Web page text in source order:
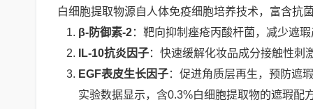
白细胞提取物源自人体免疫细胞培养技术，富含抗
β-防御素-2：靶向抑制痤疮丙酸杆菌，减少遮
IL-10抗炎因子：快速缓解化妆品成分接触性刺
EGF表皮生长因子：促进角质层再生，预防遮
实验数据显示，含0.3%白细胞提取物的遮瑕配